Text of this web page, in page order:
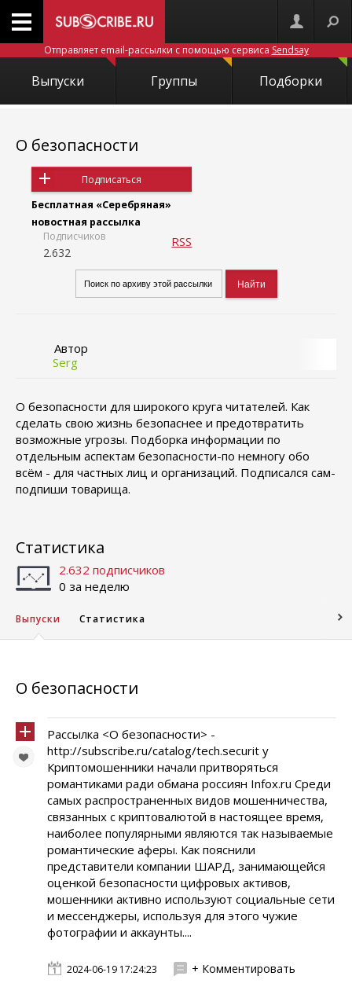
Отправляет email-рассылки с помощью сервиса Sendsay
Выпуски Группы Подборки
О безопасности
Подписаться
Бесплатная «Серебряная»
новостная рассылка
Подписчиков
2.632
RSS
Автор
Serg
О безопасности для широкого круга читателей. Как
сделать свою жизнь безопаснее и предотвратить
возможные угрозы. Подборка информации по
отдельным аспектам безопасности-по немногу обо
всём - для частных лиц и организаций. Подписался сам-
подпиши товарища.
Статистика
2.632 подписчиков
0 за неделю
Выпуски Статистика
О безопасности
Рассылка <О безопасности> -
http://subscribe.ru/catalog/tech.securit y
Криптомошенники начали притворяться
романтиками ради обмана россиян Infox.ru Среди
самых распространенных видов мошенничества,
связанных с криптовалютой в настоящее время,
наиболее популярными являются так называемые
романтические аферы. Как пояснили
представители компании ШАРД, занимающейся
оценкой безопасности цифровых активов,
мошенники активно используют социальные сети
и мессенджеры, используя для этого чужие
фотографии и аккаунты....
2024-06-19 17:24:23 + Комментировать